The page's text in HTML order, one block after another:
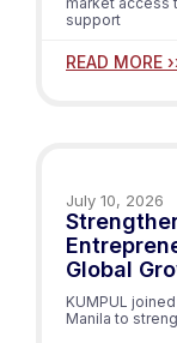
READ MORE
support
July 10, 2026
Global
KUMPUL
Manila to